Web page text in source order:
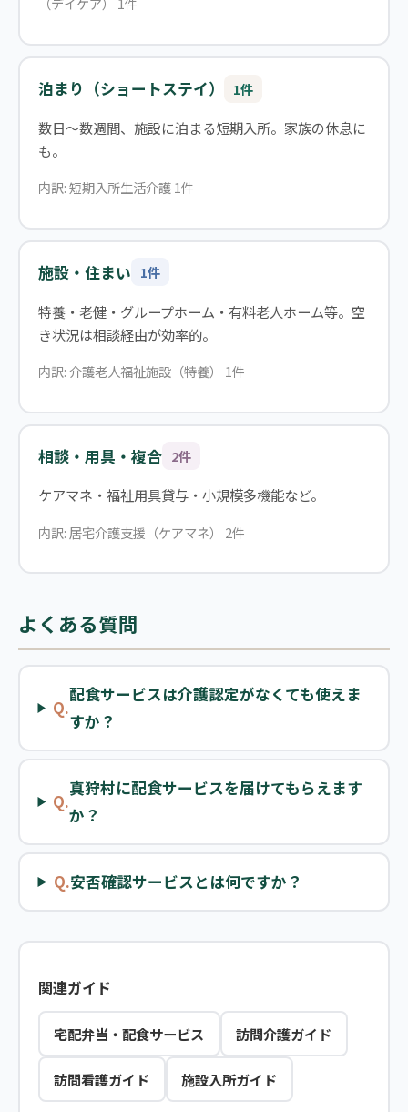
泊まり（ショートステイ） 1件
数日〜数週間、施設に泊まる短期入所。家族の休息に
も。
内訳: 短期入所生活介護 1件
施設・住まい 1件
特養・老健・グループホーム・有料老人ホーム等。空
き状況は相談経由が効率的。
内訳: 介護老人福祉施設（特養） 1件
相談・用具・複合 2件
ケアマネ・福祉用具貸与・小規模多機能など。
内訳: 居宅介護支援（ケアマネ） 2件
よくある質問
Q.
配食サービスは介護認定がなくても使えま
すか？
Q.
真狩村に配食サービスを届けてもらえます
か？
Q.安否確認サービスとは何ですか？
関連ガイド
宅配弁当・配食サービス 訪問介護ガイド
訪問看護ガイド 施設入所ガイド